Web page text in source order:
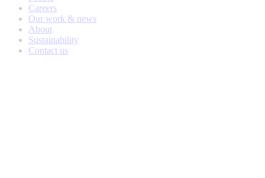
Careers
Our work & news
About
Sustainability
Contact us